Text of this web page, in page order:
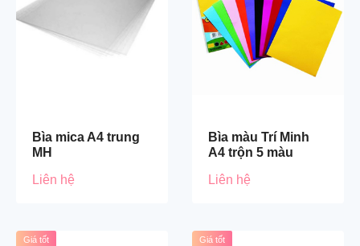
Bìa mica A4 trung
MH
Liên hệ
Bìa màu Trí Minh
A4 trộn 5 màu
Liên hệ
Giá tốt Giá tốt